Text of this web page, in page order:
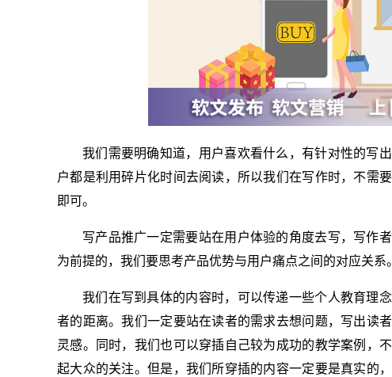
我们需要明确知道，用户喜欢看什么，有针对性的写
户都是利用碎片化时间去阅读，所以我们在写作时，不需
即可。
写产品推广一定需要站在用户体验的角度去写，写作
为前提的，我们要思考产品优势与用户痛点之间的对应关系。
我们在写到具体的内容时，可以传递一些个人教育理
者的距离。我们一定要站在读者的需求去想问题，写出读
灵感。同时，我们也可以穿插自己较为成功的教学案例，
起大众的关注。但是，我们所穿插的内容一定要是真实的